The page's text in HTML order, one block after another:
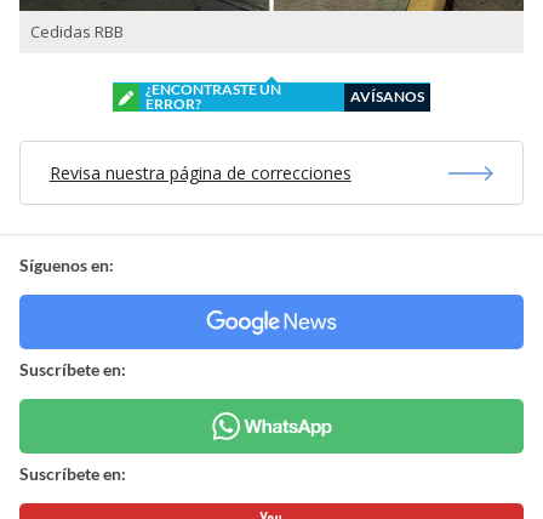
Cedidas RBB
¿ENCONTRASTE UN
ERROR?
AVÍSANOS
Revisa nuestra página de correcciones
Síguenos en:
Suscríbete en:
Suscríbete en: